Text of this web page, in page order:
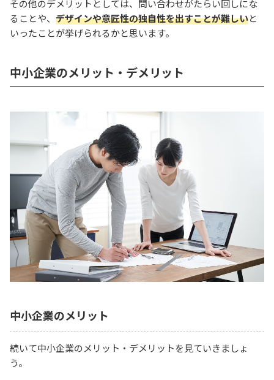
その他のデメリットとしては、問い合わせがたらい回しにな
ることや、 デザインや意匠性の独自性を出すことが難しいと
いったことが挙げられるかと思います。
中小企業のメリット・デメリット
中小企業のメリット
続いて中小企業のメリット・デメリットを見ていきましょ
う。